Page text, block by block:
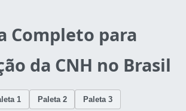
Completo para
da CNH no Brasil
1 Paleta 2 Paleta 3